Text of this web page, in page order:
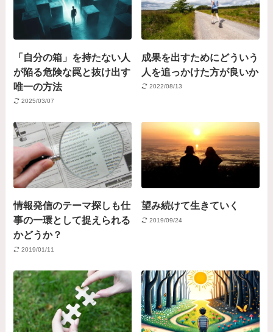
「自分の箱」を持たない人
が陥る危険な罠と抜け出す
唯一の方法
2025/03/07
成果を出すためにどういう
人を追っかけた方が良いか
2022/08/13
情報発信のテーマ探しも仕
事の一環として捉えられる
かどうか？
2019/01/11
望み続けて生きていく
2019/09/24